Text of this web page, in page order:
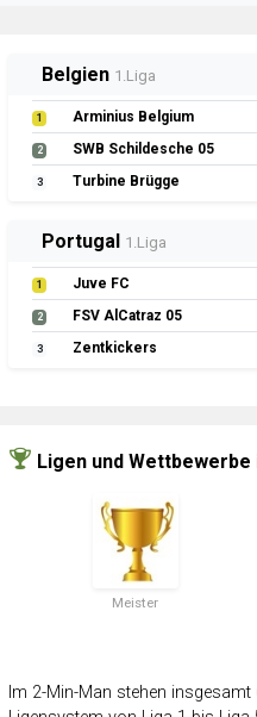
Belgien 1.Liga
1 Arminius Belgium
2 SWB Schildesche 05
3 Turbine Brügge
Portugal 1.Liga
1 Juve FC
2 FSV AlCatraz 05
3 Zentkickers
Ligen und Wettbewerbe
Meister
Im 2-Min-Man stehen